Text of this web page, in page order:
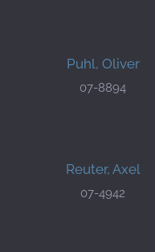
Puhl, Oliver
07-8894
Reuter, Axel
07-4942